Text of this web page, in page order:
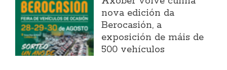
nova edición da
Berocasión, a
exposición de máis de
500 vehículos